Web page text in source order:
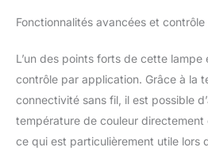
use the
phone via
groups
devices
network.
Fonctionnalités avancées et
L’un des points forts de cette lampe
contrôle par application. Grâce à la
connectivité sans fil, il est possible
température de couleur directement
ce qui est particulièrement utile lors